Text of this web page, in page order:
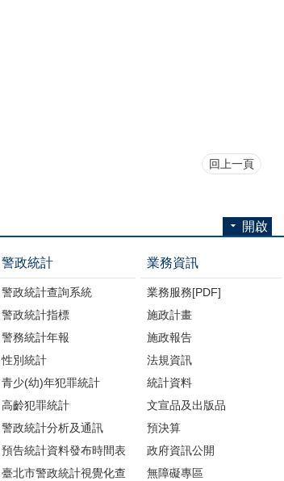
回上一頁
開啟
警政統計
警政統計查詢系統
警政統計指標
警務統計年報
性別統計
青少(幼)年犯罪統計
高齡犯罪統計
警政統計分析及通訊
預告統計資料發布時間表
臺北市警政統計視覺化查
業務資訊
業務服務[PDF]
施政計畫
施政報告
法規資訊
統計資料
文宣品及出版品
預決算
政府資訊公開
無障礙專區